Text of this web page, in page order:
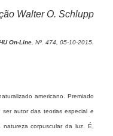
Walter O. Schlupp
On-Line, Nº. 474, 05-10-2015.
americano. Premiado
autor das teorias especial e
corpuscular da luz. É,